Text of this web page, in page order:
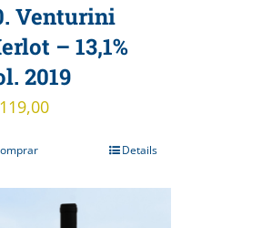
Venturini
– 13,1%
2019
Details